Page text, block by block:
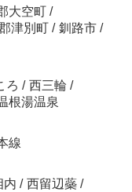
大空町 /
津別町 / 釧路市 /
ろ / 西三輪 /
根湯温泉
線
内 / 西留辺蘂 /